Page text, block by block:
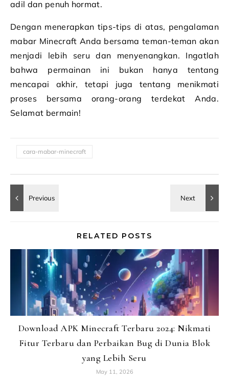
adil dan penuh hormat.
Dengan menerapkan tips-tips di atas, pengalaman
mabar Minecraft Anda bersama teman-teman akan
menjadi lebih seru dan menyenangkan. Ingatlah
bahwa permainan ini bukan hanya tentang
mencapai akhir, tetapi juga tentang menikmati
proses bersama orang-orang terdekat Anda.
Selamat bermain!
cara-mabar-minecraft
RELATED POSTS
Download APK Minecraft Terbaru 2024: Nikmati
Fitur Terbaru dan Perbaikan Bug di Dunia Blok
yang Lebih Seru
May 11, 2026